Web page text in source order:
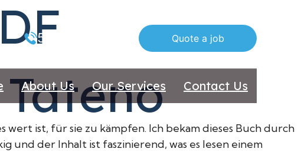
516 612 7070 Quote a job
About Us Our Services Contact Us
ist, für sie zu kämpfen. Ich bekam dieses Buch durch
und der Inhalt ist faszinierend, was es lesen einem